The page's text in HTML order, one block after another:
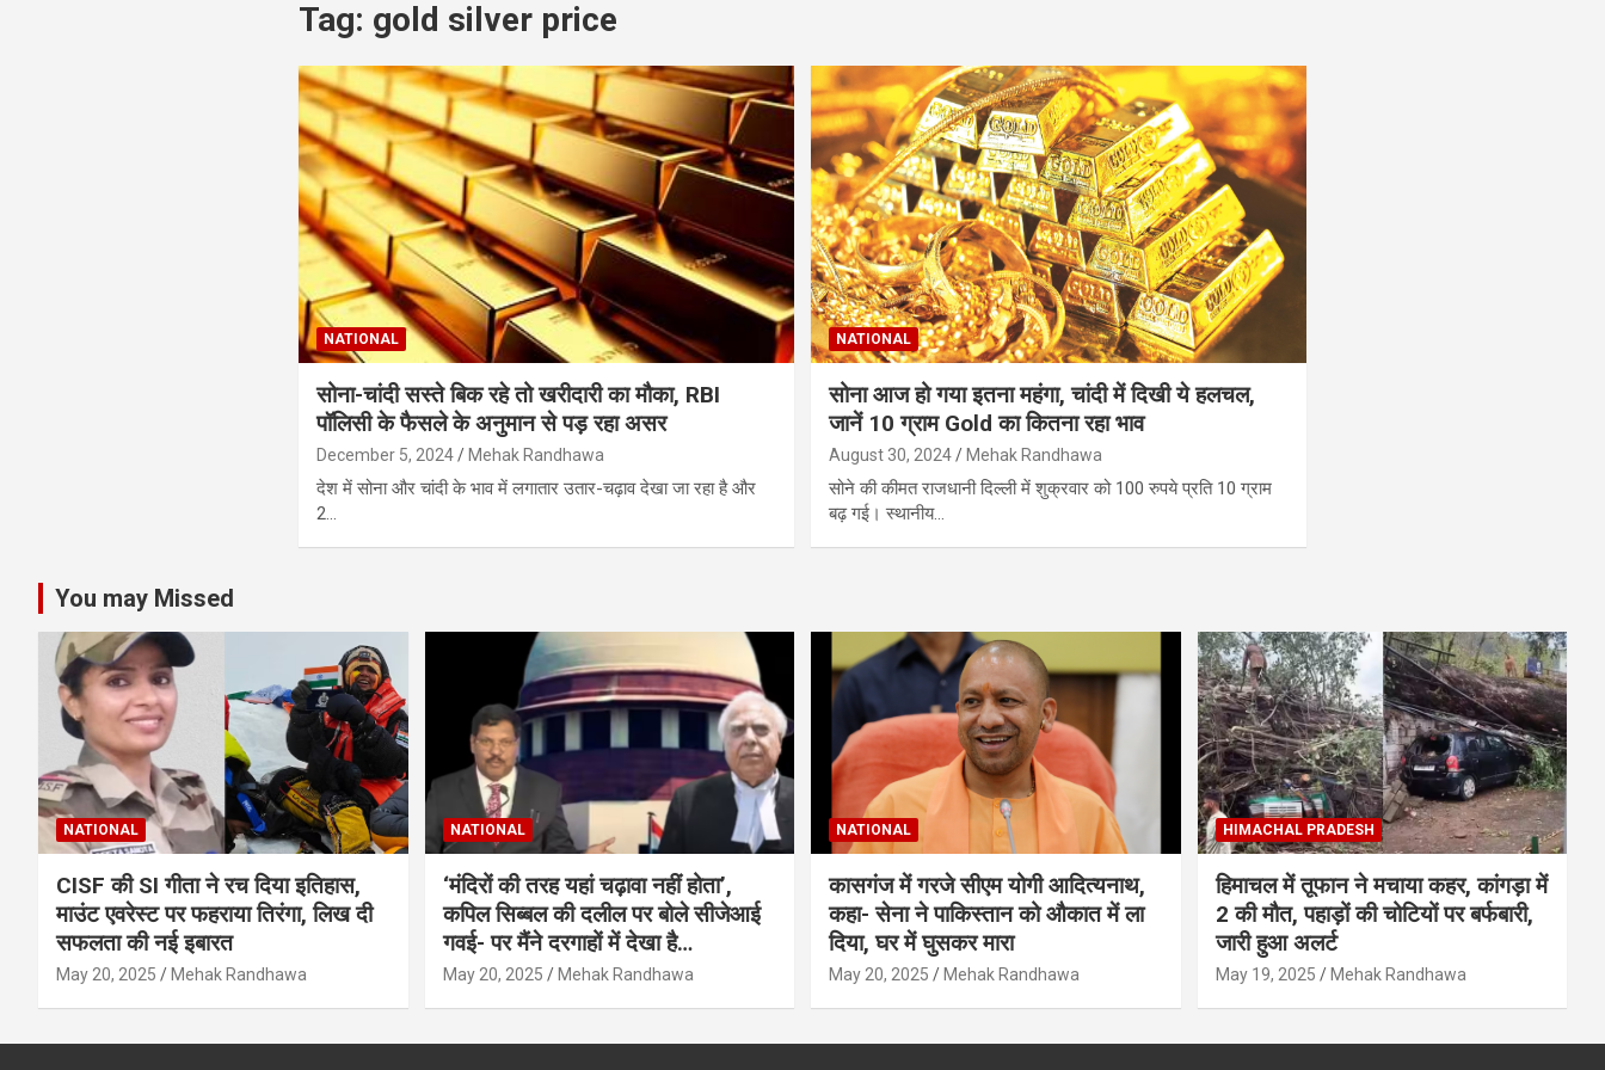
Tag: gold silver price
NATIONAL
सोना-चांदी सस्ते बिक रहे तो खरीदारी का मौका, RBI
पॉलिसी के फैसले के अनुमान से पड़ रहा असर
December 5, 2024 Mehak Randhawa
देश में सोना और चांदी के भाव में लगातार उतार-चढ़ाव देखा जा रहा है और
2…
NATIONAL
सोना आज हो गया इतना महंगा, चांदी में दिखी ये हलचल,
जानें 10 ग्राम Gold का कितना रहा भाव
August 30, 2024 Mehak Randhawa
सोने की कीमत राजधानी दिल्ली में शुक्रवार को 100 रुपये प्रति 10 ग्राम
बढ़ गई। स्थानीय…
You may Missed
NATIONAL
CISF की SI गीता ने रच दिया इतिहास,
माउंट एवरेस्‍ट पर फहराया तिरंगा, लिख दी
सफलता की नई इबारत
May 20, 2025 Mehak Randhawa
NATIONAL
‘मंदिरों की तरह यहां चढ़ावा नहीं होता’,
कपिल सिब्बल की दलील पर बोले सीजेआई
गवई- पर मैंने दरगाहों में देखा है…
May 20, 2025 Mehak Randhawa
NATIONAL
कासगंज में गरजे सीएम योगी आदित्यनाथ,
कहा- सेना ने पाकिस्तान को औकात में ला
दिया, घर में घुसकर मारा
May 20, 2025 Mehak Randhawa
HIMACHAL PRADESH
हिमाचल में तूफान ने मचाया कहर, कांगड़ा में
2 की मौत, पहाड़ों की चोटियों पर बर्फबारी,
जारी हुआ अलर्ट
May 19, 2025 Mehak Randhawa